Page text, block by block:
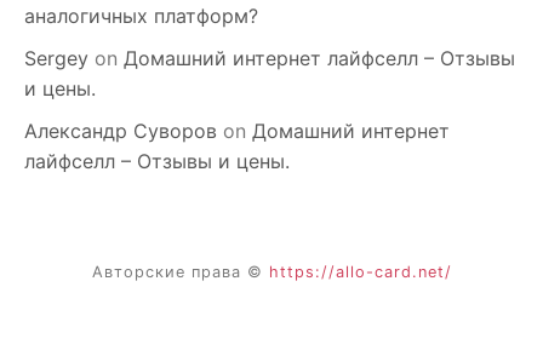
аналогичных платформ?
Sergey on Домашний интернет лайфселл – Отзывы
и цены.
Александр Суворов on Домашний интернет
лайфселл – Отзывы и цены.
Авторские права © https://allo-card.net/